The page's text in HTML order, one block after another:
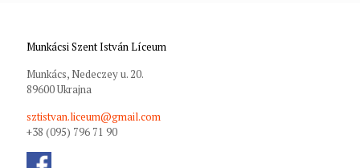
Munkácsi Szent István Líceum
Munkács, Nedeczey u. 20.
89600 Ukrajna
sztistvan.liceum@gmail.com
+38 (095) 796 71 90